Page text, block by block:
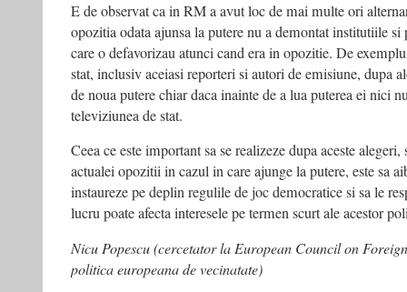
E de observat ca in RM a avut loc de mai multe ori
opozitia odata ajunsa la putere nu a demontat institutiile
care o defavorizau atunci cand era in opozitie. De
stat, inclusiv aceiasi reporteri si autori de emisiune, dupa
de noua putere chiar daca inainte de a lua puterea ei nici
televiziunea de stat.
Ceea ce este important sa se realizeze dupa aceste
actualei opozitii in cazul in care ajunge la putere, este sa
instaureze pe deplin regulile de joc democratice si sa le
lucru poate afecta interesele pe termen scurt ale acestor
Nicu Popescu (cercetator la European Council on
politica europeana de vecinatate)